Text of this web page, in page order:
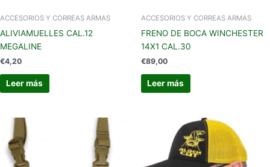
ACCESORIOS Y CORREAS ARMAS
ALIVIAMUELLES CAL.12
MEGALINE
€4,20
Leer más
ACCESORIOS Y CORREAS ARMAS
FRENO DE BOCA WINCHESTER
14X1 CAL.30
€89,00
Leer más